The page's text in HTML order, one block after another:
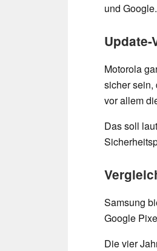
und
Update-
Motorola
sicher sein,
vor allem
Das soll
Samsung
Google
Die vier